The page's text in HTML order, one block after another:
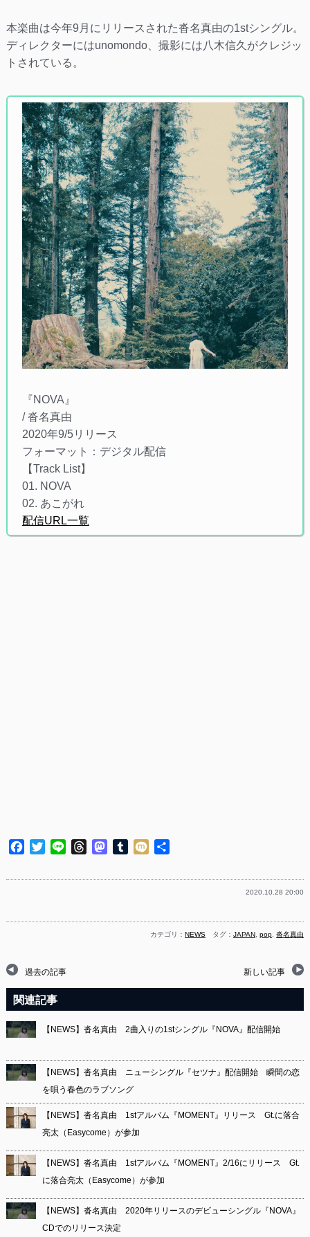
本楽曲は今年9月にリリースされた沓名真由の1stシングル。
ディレクターにはunomondo、撮影には八木信久がクレジッ
トされている。
『NOVA』
/ 沓名真由
2020年9/5リリース
フォーマット：デジタル配信
【Track List】
01. NOVA
02. あこがれ
配信URL一覧
Facebook
TwitterLine ThreadsMastodon
Tumblr
Mixi
2020.10.28 20:00
カテゴリ：NEWS タグ：JAPAN ,pop ,沓名真由
過去の記事 新しい記事
関連記事
【NEWS】沓名真由 2曲入りの1stシングル『NOVA』配信開始
【NEWS】沓名真由 ニューシングル『セツナ』配信開始 瞬間の恋
を唄う春色のラブソング
【NEWS】沓名真由 1stアルバム『MOMENT』リリース Gt.に落合
亮太（Easycome）が参加
【NEWS】沓名真由 1stアルバム『MOMENT』2/16にリリース Gt.
に落合亮太（Easycome）が参加
【NEWS】沓名真由 2020年リリースのデビューシングル『NOVA』
CDでのリリース決定